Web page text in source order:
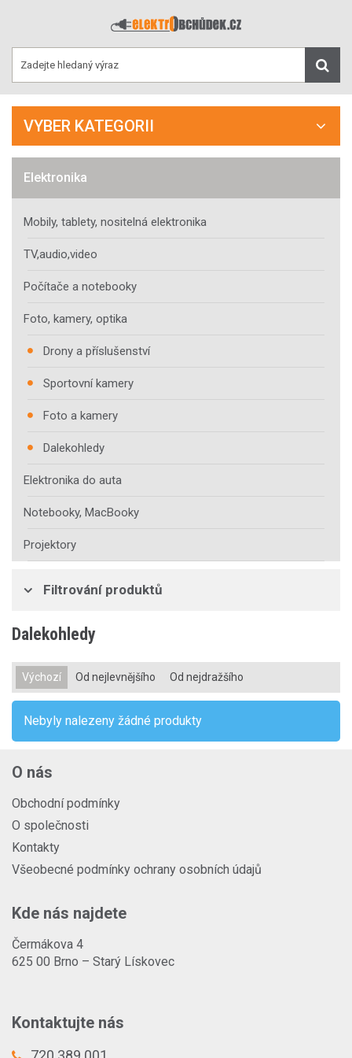
VYBER KATEGORII
Elektronika
Mobily, tablety, nositelná elektronika
TV,audio,video
Počítače a notebooky
Foto, kamery, optika
Drony a příslušenství
Sportovní kamery
Foto a kamery
Dalekohledy
Elektronika do auta
Notebooky, MacBooky
Projektory
Filtrování produktů
Dalekohledy
Výchozí Od nejlevnějšího Od nejdražšího
Nebyly nalezeny žádné produkty
O nás
Obchodní podmínky
O společnosti
Kontakty
Všeobecné podmínky ochrany osobních údajů
Kde nás najdete
Čermákova 4
625 00 Brno – Starý Lískovec
Kontaktujte nás